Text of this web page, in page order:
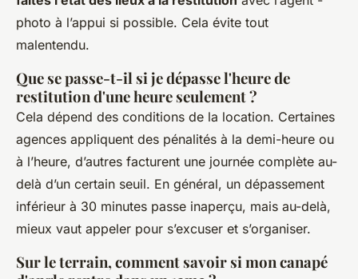
photo à l’appui si possible. Cela évite tout
malentendu.
Que se passe-t-il si je dépasse l'heure de
restitution d'une heure seulement ?
Cela dépend des conditions de la location. Certaines
agences appliquent des pénalités à la demi-heure ou
à l’heure, d’autres facturent une journée complète au-
delà d’un certain seuil. En général, un dépassement
inférieur à 30 minutes passe inaperçu, mais au-delà,
mieux vaut appeler pour s’excuser et s’organiser.
Sur le terrain, comment savoir si mon canapé